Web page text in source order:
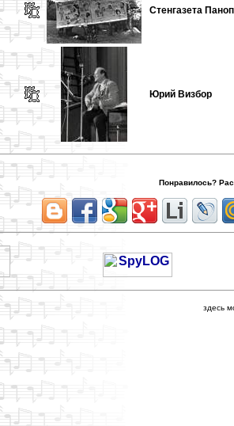
Стенгазета
Юрий Визбор
Понравилось?
здесь